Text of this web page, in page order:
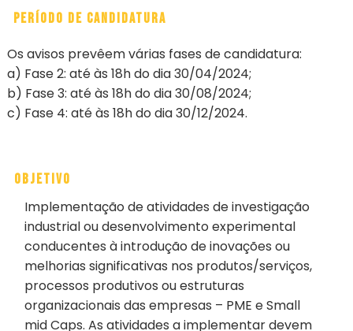
Período de candidatura
Os avisos prevêem várias fases de candidatura:
a) Fase 2: até às 18h do dia 30/04/2024;
b) Fase 3: até às 18h do dia 30/08/2024;
c) Fase 4: até às 18h do dia 30/12/2024.
Objetivo
Implementação de atividades de investigação
industrial ou desenvolvimento experimental
conducentes à introdução de inovações ou
melhorias significativas nos produtos/serviços,
processos produtivos ou estruturas
organizacionais das empresas – PME e Small
mid Caps. As atividades a implementar devem